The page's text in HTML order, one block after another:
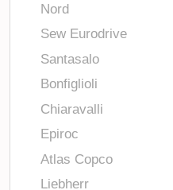
Nord
Sew Eurodrive
Santasalo
Bonfiglioli
Chiaravalli
Epiroc
Atlas Copco
Liebherr